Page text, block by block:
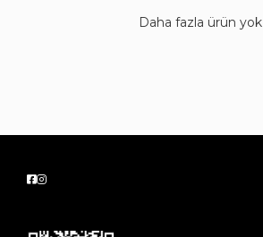
Daha fazla ürün yok